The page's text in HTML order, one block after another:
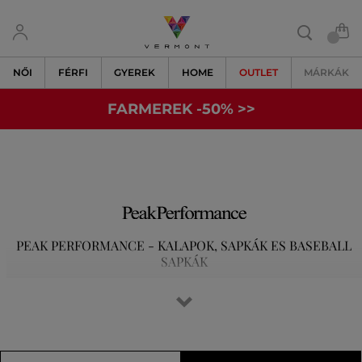
NŐI FÉRFI GYEREK HOME OUTLET MÁRKÁK
FARMEREK -50% >>
PEAK PERFORMANCE - KALAPOK, SAPKÁK ES BASEBALL
SAPKÁK
legkülönfélébb kihívásokat a síelés, a futás, a golf vagy a
elsőosztályú felszerelés jelenti a siker kulcsát. Egyre